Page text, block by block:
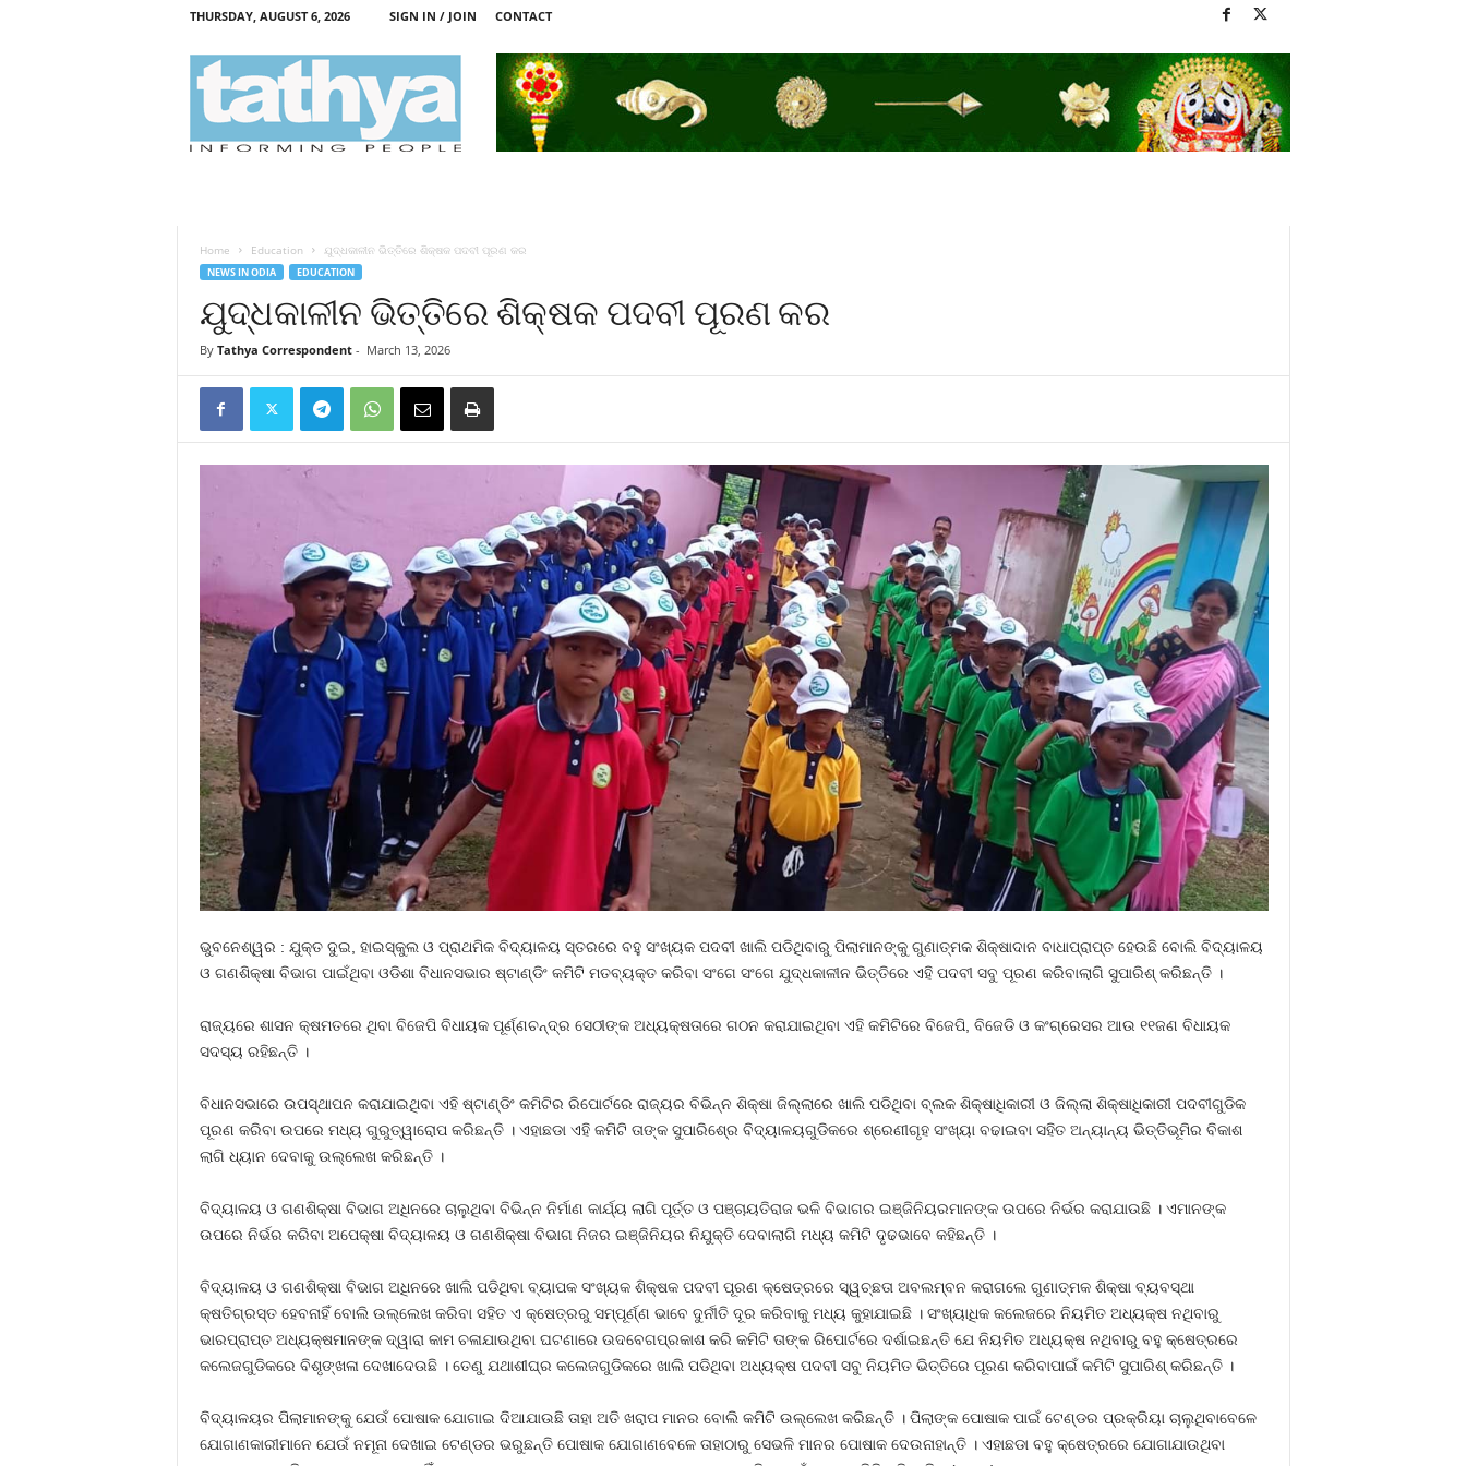
THURSDAY, AUGUST 6, 2026 SIGN IN / JOIN CONTACT
Home Education ଯୁଦ୍ଧକାଳୀନ ଭିତ୍ତିରେ ଶିକ୍ଷକ ପଦବୀ ପୂରଣ କର
NEWS IN ODIA EDUCATION
ଯୁଦ୍ଧକାଳୀନ ଭିତ୍ତିରେ ଶିକ୍ଷକ ପଦବୀ ପୂରଣ କର
By Tathya Correspondent- March 13, 2026
ଭୁବନେଶ୍ୱର : ଯୁକ୍ତ ଦୁଇ, ହାଇସ୍କୁଲ ଓ ପ୍ରାଥମିକ ବିଦ୍ୟାଳୟ ସ୍ତରରେ ବହୁ ସଂଖ୍ୟକ ପଦବୀ ଖାଲି ପଡିଥିବାରୁ ପିଲାମାନଙ୍କୁ ଗୁଣାତ୍ମକ ଶିକ୍ଷାଦାନ ବାଧାପ୍ରାପ୍ତ ହେଉଛି ବୋଲି ବିଦ୍ୟାଳୟ
ଓ ଗଣଶିକ୍ଷା ବିଭାଗ ପାଇଁଥିବା ଓଡିଶା ବିଧାନସଭାର ଷ୍ଟାଣ୍ଡିଂ କମିଟି ମତବ୍ୟକ୍ତ କରିବା ସଂଗେ ସଂଗେ ଯୁଦ୍ଧକାଳୀନ ଭିତ୍ତିରେ ଏହି ପଦବୀ ସବୁ ପୂରଣ କରିବାଲାଗି ସୁପାରିଶ୍‍ କରିଛନ୍ତି ।
ରାଜ୍ୟରେ ଶାସନ କ୍ଷମତରେ ଥିବା ବିଜେପି ବିଧାୟକ ପୂର୍ଣ୍ଣଚନ୍ଦ୍ର ସେଠୀଙ୍କ ଅଧ୍ୟକ୍ଷତାରେ ଗଠନ କରାଯାଇଥିବା ଏହି କମିଟିରେ ବିଜେପି, ବିଜେଡି ଓ କଂଗ୍ରେସର ଆଉ ୧୧ଜଣ ବିଧାୟକ
ସଦସ୍ୟ ରହିଛନ୍ତି ।
ବିଧାନସଭାରେ ଉପସ୍ଥାପନ କରାଯାଇଥିବା ଏହି ଷ୍ଟାଣ୍ଡିଂ କମିଟିର ରିପୋର୍ଟରେ ରାଜ୍ୟର ବିଭିନ୍ନ ଶିକ୍ଷା ଜିଲ୍ଲାରେ ଖାଲି ପଡିଥିବା ବ୍ଲକ ଶିକ୍ଷାଧିକାରୀ ଓ ଜିଲ୍ଲା ଶିକ୍ଷାଧିକାରୀ ପଦବୀଗୁଡିକ
ପୂରଣ କରିବା ଉପରେ ମଧ୍ୟ ଗୁରୁତ୍ୱାରୋପ କରିଛନ୍ତି । ଏହାଛଡା ଏହି କମିଟି ତାଙ୍କ ସୁପାରିଶ୍‍ରେ ବିଦ୍ୟାଳୟଗୁଡିକରେ ଶ୍ରେଣୀଗୃହ ସଂଖ୍ୟା ବଢାଇବା ସହିତ ଅନ୍ୟାନ୍ୟ ଭିତ୍ତିଭୂମିର ବିକାଶ
ଲାଗି ଧ୍ୟାନ ଦେବାକୁ ଉଲ୍ଲେଖ କରିଛନ୍ତି ।
ବିଦ୍ୟାଳୟ ଓ ଗଣଶିକ୍ଷା ବିଭାଗ ଅଧିନରେ ଚାଲୁଥିବା ବିଭିନ୍ନ ନିର୍ମାଣ କାର୍ଯ୍ୟ ଲାଗି ପୂର୍ତ୍ତ ଓ ପଞ୍ଚାୟତିରାଜ ଭଳି ବିଭାଗର ଇଞ୍ଜିନିୟରମାନଙ୍କ ଉପରେ ନିର୍ଭର କରାଯାଉଛି । ଏମାନଙ୍କ
ଉପରେ ନିର୍ଭର କରିବା ଅପେକ୍ଷା ବିଦ୍ୟାଳୟ ଓ ଗଣଶିକ୍ଷା ବିଭାଗ ନିଜର ଇଞ୍ଜିନିୟର ନିଯୁକ୍ତି ଦେବାଲାଗି ମଧ୍ୟ କମିଟି ଦୃଢଭାବେ କହିଛନ୍ତି ।
ବିଦ୍ୟାଳୟ ଓ ଗଣଶିକ୍ଷା ବିଭାଗ ଅଧିନରେ ଖାଲି ପଡିଥିବା ବ୍ୟାପକ ସଂଖ୍ୟକ ଶିକ୍ଷକ ପଦବୀ ପୂରଣ କ୍ଷେତ୍ରରେ ସ୍ୱଚ୍ଛତା ଅବଲମ୍ବନ କରାଗଲେ ଗୁଣାତ୍ମକ ଶିକ୍ଷା ବ୍ୟବସ୍ଥା
କ୍ଷତିଗ୍ରସ୍ତ ହେବନାହିଁ ବୋଲି ଉଲ୍ଲେଖ କରିବା ସହିତ ଏ କ୍ଷେତ୍ରରୁ ସମ୍ପୂର୍ଣ୍ଣ ଭାବେ ଦୁର୍ନୀତି ଦୂର କରିବାକୁ ମଧ୍ୟ କୁହାଯାଇଛି । ସଂଖ୍ୟାଧିକ କଲେଜରେ ନିୟମିତ ଅଧ୍ୟକ୍ଷ ନଥିବାରୁ
ଭାରପ୍ରାପ୍ତ ଅଧ୍ୟକ୍ଷମାନଙ୍କ ଦ୍ୱାରା କାମ ଚଳାଯାଉଥିବା ଘଟଣାରେ ଉଦବେଗପ୍ରକାଶ କରି କମିଟି ତାଙ୍କ ରିପୋର୍ଟରେ ଦର୍ଶାଇଛନ୍ତି ଯେ ନିୟମିତ ଅଧ୍ୟକ୍ଷ ନଥିବାରୁ ବହୁ କ୍ଷେତ୍ରରେ
କଲେଜଗୁଡିକରେ ବିଶୃଙ୍ଖଳା ଦେଖାଦେଉଛି । ତେଣୁ ଯଥାଶୀଘ୍ର କଲେଜଗୁଡିକରେ ଖାଲି ପଡିଥିବା ଅଧ୍ୟକ୍ଷ ପଦବୀ ସବୁ ନିୟମିତ ଭିତ୍ତିରେ ପୂରଣ କରିବାପାଇଁ କମିଟି ସୁପାରିଶ୍‍ କରିଛନ୍ତି ।
ବିଦ୍ୟାଳୟର ପିଲାମାନଙ୍କୁ ଯେଉଁ ପୋଷାକ ଯୋଗାଇ ଦିଆଯାଉଛି ତାହା ଅତି ଖରାପ ମାନର ବୋଲି କମିଟି ଉଲ୍ଲେଖ କରିଛନ୍ତି । ପିଲାଙ୍କ ପୋଷାକ ପାଇଁ ଟେଣ୍ଡର ପ୍ରକ୍ରିୟା ଚାଲୁଥିବାବେଳେ
ଯୋଗାଣକାରୀମାନେ ଯେଉଁ ନମୂନା ଦେଖାଇ ଟେଣ୍ଡର ଭରୁଛନ୍ତି ପୋଷାକ ଯୋଗାଣବେଳେ ତାହାଠାରୁ ସେଭଳି ମାନର ପୋଷାକ ଦେଉନାହାନ୍ତି । ଏହାଛଡା ବହୁ କ୍ଷେତ୍ରରେ ଯୋଗାଯାଉଥିବା